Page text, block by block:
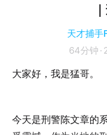
天才捕手
64分钟 ·
大家好，我是猛哥。
今天是刑警陈文章的